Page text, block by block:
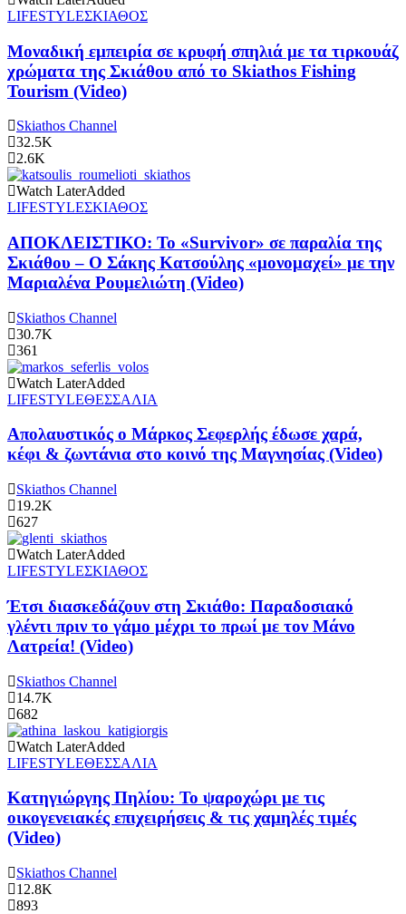
LIFESTYLEΣΚΙΑΘΟΣ
Μοναδική εμπειρία σε κρυφή σπηλιά με τα τιρκουάζ
χρώματα της Σκιάθου από το Skiathos Fishing
Tourism (Video)
Skiathos Channel
32.5K
2.6K
Watch LaterAdded
LIFESTYLEΣΚΙΑΘΟΣ
ΑΠΟΚΛΕΙΣΤΙΚΟ: Το «Survivor» σε παραλία της
Σκιάθου – Ο Σάκης Κατσούλης «μονομαχεί» με την
Μαριαλένα Ρουμελιώτη (Video)
Skiathos Channel
30.7K
361
Watch LaterAdded
LIFESTYLEΘΕΣΣΑΛΙΑ
Απολαυστικός ο Μάρκος Σεφερλής έδωσε χαρά,
κέφι & ζωντάνια στο κοινό της Μαγνησίας (Video)
Skiathos Channel
19.2K
627
Watch LaterAdded
LIFESTYLEΣΚΙΑΘΟΣ
Έτσι διασκεδάζουν στη Σκιάθο: Παραδοσιακό
γλέντι πριν το γάμο μέχρι το πρωί με τον Μάνο
Λατρεία! (Video)
Skiathos Channel
14.7K
682
Watch LaterAdded
LIFESTYLEΘΕΣΣΑΛΙΑ
Κατηγιώργης Πηλίου: Το ψαροχώρι με τις
οικογενειακές επιχειρήσεις & τις χαμηλές τιμές
(Video)
Skiathos Channel
12.8K
893